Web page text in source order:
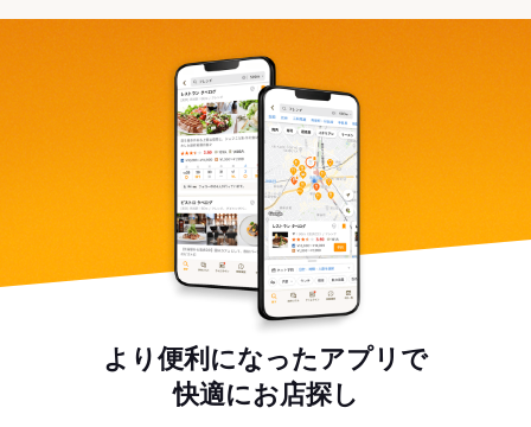
より便利になったアプリで
快適にお店探し